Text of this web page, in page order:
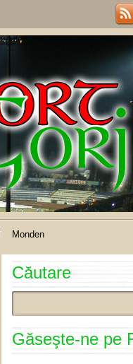
Monden
Căutare
Găseşte-ne pe